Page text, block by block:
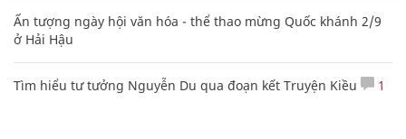
Ấn tượng ngày hội văn hóa - thể thao mừng Quốc khánh 2/9
ở Hải Hậu
Tìm hiểu tư tưởng Nguyễn Du qua đoạn kết Truyện Kiều 1